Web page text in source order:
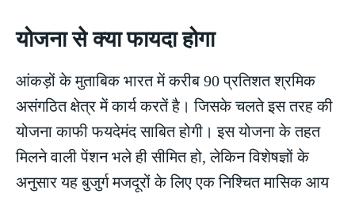
योजना से क्या फायदा होगा
आंकड़ों के मुताबिक भारत में करीब 90 प्रतिशत श्रमिक
असंगठित क्षेत्र में कार्य करतें है। जिसके चलते इस तरह की
योजना काफी फयदेमंद साबित होगी। इस योजना के तहत
मिलने वाली पेंशन भले ही सीमित हो, लेकिन विशेषज्ञों के
अनुसार यह बुजुर्ग मजदूरों के लिए एक निश्चित मासिक आय